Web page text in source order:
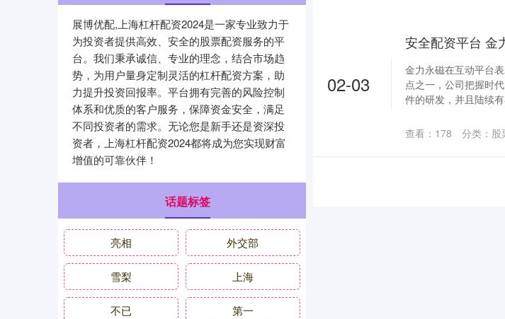
02-03
金力永磁在互动平台
点之一，公司把握时
件的研发，并且陆续
查看： 178 分类： 股
展博优配,上海杠杆配资2024是一家专业致力于
为投资者提供高效、安全的股票配资服务的平
台。我们秉承诚信、专业的理念，结合市场趋
势，为用户量身定制灵活的杠杆配资方案，助
力提升投资回报率。平台拥有完善的风险控制
体系和优质的客户服务，保障资金安全，满足
不同投资者的需求。无论您是新手还是资深投
资者，上海杠杆配资2024都将成为您实现财富
增值的可靠伙伴！
话题标签
亮相 外交部
雪梨 上海
不已 第一